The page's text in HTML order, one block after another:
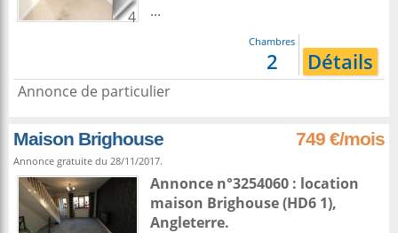
4
...
Chambres
2 Détails
Annonce de particulier
Maison Brighouse 749 €/mois
Annonce gratuite du 28/11/2017.
Annonce n°3254060 : location
maison Brighouse(HD6 1),
Angleterre.